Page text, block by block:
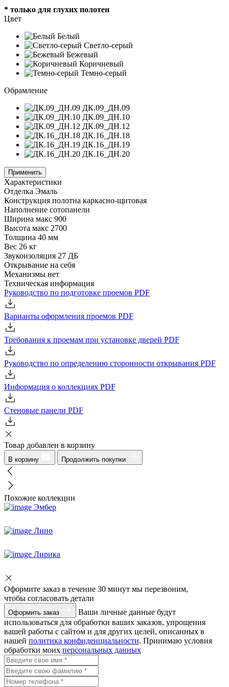
* только для глухих полотен
Цвет
Белый
Светло-серый
Бежевый
Коричневый
Темно-серый
Обрамление
ДК.09_ДН.09
ДК.09_ДН.10
ДК.09_ДН.12
ДК.16_ДН.18
ДК.16_ДН.19
ДК.16_ДН.20
Применить
Характеристики
Отделка Эмаль
Конструкция полотна каркасно-щитовая
Наполнение сотопанели
Ширина макс 900
Высота макс 2700
Толщина 40 мм
Вес 26 кг
Звукоизоляция 27 ДБ
Открывание на себя
Механизмы нет
Техническая информация
Руководство по подготовке проемов PDF
Варианты оформления проемов PDF
Требования к проемам при установке дверей PDF
Руководство по определению сторонности открывания PDF
Информация о коллекциях PDF
Стеновые панели PDF
Товар добавлен в корзину
В корзину Продолжить покупки
Похожие коллекции
Эмбер
Лино
Лирика
Оформите заказ в течение 30 минут мы перезвоним,
чтобы согласовать детали
Оформить заказ
Ваши личные данные будут
использоваться для обработки ваших заказов, упрощения
вашей работы с сайтом и для других целей, описанных в
нашей политика конфиденциальности. Принимаю условия
обработки моих персональных данных